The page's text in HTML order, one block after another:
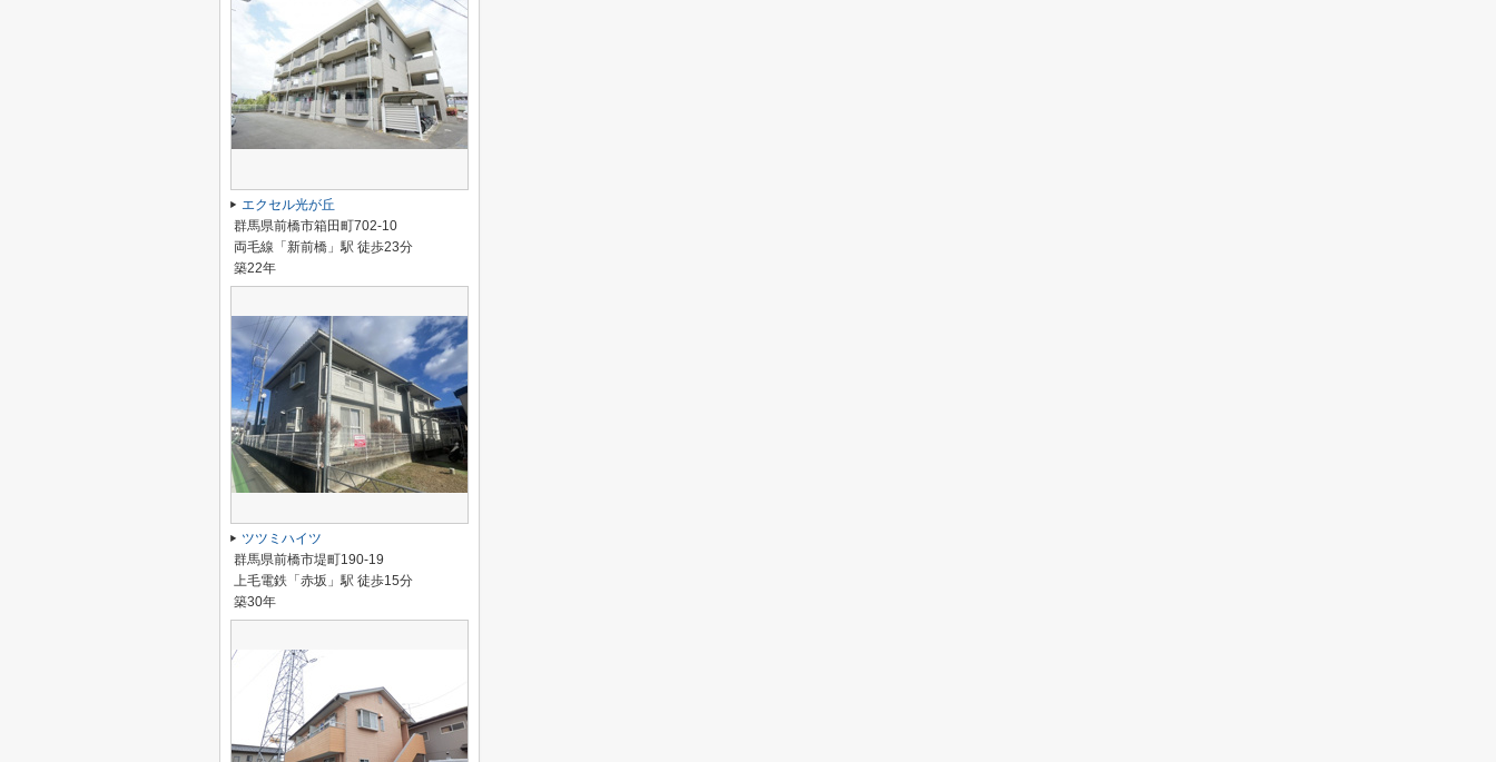
エクセル光が丘
群馬県前橋市箱田町702-10
両毛線「新前橋」駅 徒歩23分
築22年
ツツミハイツ
群馬県前橋市堤町190-19
上毛電鉄「赤坂」駅 徒歩15分
築30年